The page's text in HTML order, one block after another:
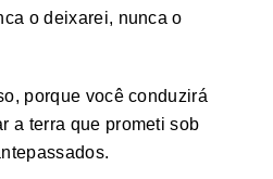
o deixarei, nunca o
porque você conduzirá
a terra que prometi sob